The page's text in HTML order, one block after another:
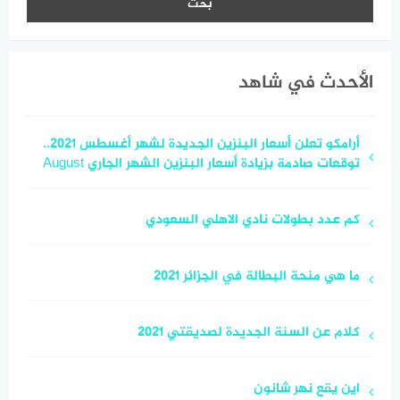
الأحدث في شاهد
أرامكو تعلن أسعار البنزين الجديدة لشهر أغسطس 2021..
توقعات صادمة بزيادة أسعار البنزين الشهر الجاري August
كم عدد بطولات نادي الاهلي السعودي
ما هي منحة البطالة في الجزائر 2021
كلام عن السنة الجديدة لصديقتي 2021
اين يقع نهر شانون